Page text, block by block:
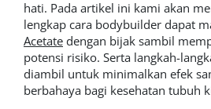
hati. Pada artikel ini kami akan
lengkap cara bodybuilder dapat
Acetate dengan bijak sambil
potensi risiko. Serta langkah-
diambil untuk minimalkan efek
berbahaya bagi kesehatan tubuh